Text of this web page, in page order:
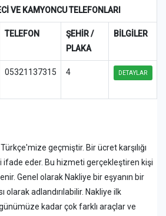
VE KAMYONCU TELEFONLARI
TELEFON
ŞEHİR /
PLAKA
BİLGİLER
05321137315 4 DETAYLAR
geçmiştir. Bir ücret karşılığı
ifade eder. Bu hizmeti gerçekleştiren kişi
Genel olarak Nakliye bir eşyanın bir
olarak adlandırılabilir. Nakliye ilk
kadar çok farklı araçlar ve